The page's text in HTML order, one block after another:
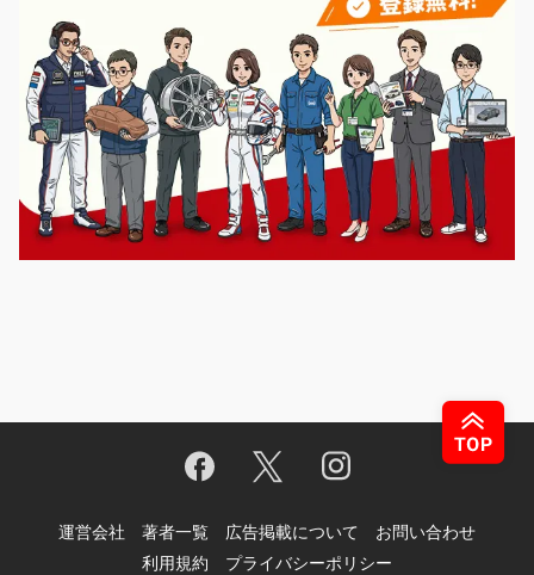
運営会社 著者一覧 広告掲載について
お問い合わせ
利用規約
プライバシーポリシー